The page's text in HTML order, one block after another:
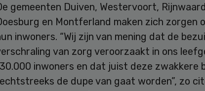
gemeenten Duiven, Westervoort,
en Montferland maken zich zorgen
inwoners. “Wij zijn van mening dat de
van zorg veroorzaakt in ons
inwoners en dat juist deze zwakkere
de dupe van gaat worden”, zo